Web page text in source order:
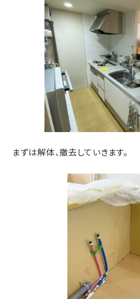
まずは解体、撤去していきます。